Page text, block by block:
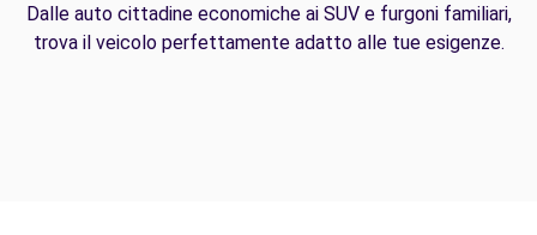
Dalle auto cittadine economiche ai SUV e furgoni familiari,
trova il veicolo perfettamente adatto alle tue esigenze.